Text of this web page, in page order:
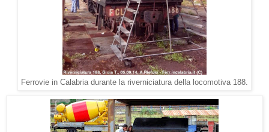
Ferrovie in Calabria durante la riverniciatura della locomotiva 188.